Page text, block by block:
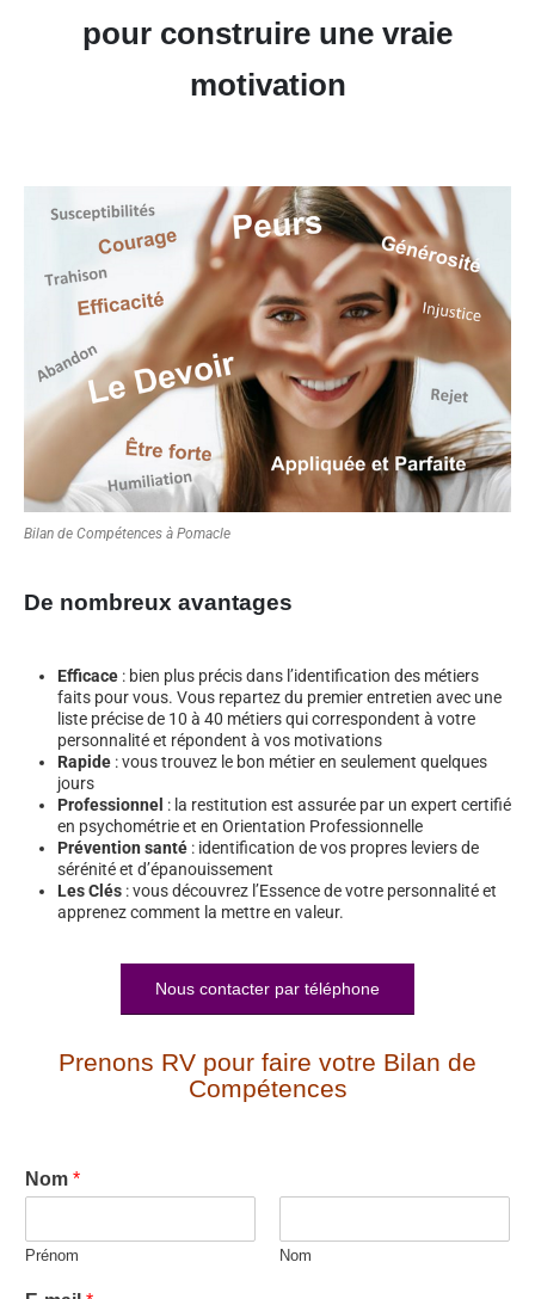
pour construire une vraie
motivation
Bilan de Compétences à Pomacle
De nombreux avantages
Efficace : bien plus précis dans l’identification des métiers
faits pour vous. Vous repartez du premier entretien avec une
liste précise de 10 à 40 métiers qui correspondent à votre
personnalité et répondent à vos motivations
Rapide : vous trouvez le bon métier en seulement quelques
jours
Professionnel : la restitution est assurée par un expert certifié
en psychométrie et en Orientation Professionnelle
Prévention santé : identification de vos propres leviers de
sérénité et d’épanouissement
Les Clés : vous découvrez l’Essence de votre personnalité et
apprenez comment la mettre en valeur.
Nous contacter par téléphone
Prenons RV pour faire votre Bilan de
Compétences
Nom *
Prénom Nom